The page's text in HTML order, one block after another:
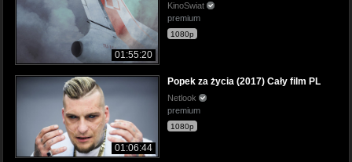
01:55:20
KinoSwiat
premium
1080p
01:06:44
Popek za życia (2017) Cały film PL
Netlook
premium
1080p